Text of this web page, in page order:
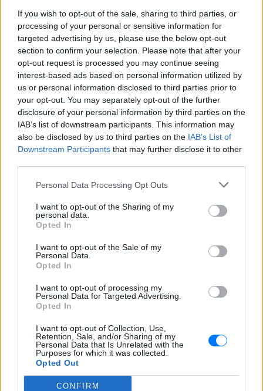
If you wish to opt-out of the sale, sharing to third parties, or
processing of your personal or sensitive information for
targeted advertising by us, please use the below opt-out
section to confirm your selection. Please note that after your
opt-out request is processed you may continue seeing
interest-based ads based on personal information utilized by
us or personal information disclosed to third parties prior to
your opt-out. You may separately opt-out of the further
disclosure of your personal information by third parties on the
IAB’s list of downstream participants. This information may
also be disclosed by us to third parties on the IAB’s List of
Downstream Participants that may further disclose it to other
Personal Data Processing Opt Outs
I want to opt-out of the Sharing of my
personal data.
Opted In
I want to opt-out of the Sale of my
Personal Data.
Opted In
I want to opt-out of processing my
Personal Data for Targeted Advertising.
Opted In
I want to opt-out of Collection, Use,
Retention, Sale, and/or Sharing of my
Personal Data that Is Unrelated with the
Purposes for which it was collected.
Opted Out
CONFIRM
ΔΕΙΤΕ ΕΠΙΣΗΣ
ΣΤΗΝ ΙΔΙΑ ΚΑΤΗΓΟΡΙΑ
Ο Μπρούκλιν Μπέκαμ έβρασε
μακαρόνια με θαλασσινό νερό
και δέχτηκε ανελέητο
καταλληλότητα του νερού, με σχόλια
όπως «τα πόδια του δεν ήταν μέσα σε
22 χρόνια από τον θάνατο του
Δημήτρη Παπαμιχαήλ: Η
του ελληνικού σινεμά»
ΣΉΜΕΡΑ
καλλιτέχνη που αποτέλεσε, μαζί με την
Αλίκη, αναπόσπαστο κομμάτι της
μεγάλης οικογένειας της Φίνος Φιλμ,
αναφέρεται χαρακτηριστικά
Μαρίνα Βερνίκου: Πόζαρε με